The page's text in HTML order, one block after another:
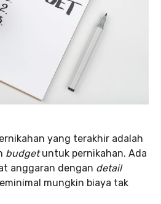
yang terakhir adalah
budgetuntuk pernikahan. Ada
anggaran dengan detail
mungkin biaya tak